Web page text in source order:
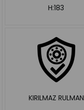
H:183
KIRILMAZ RULMAN